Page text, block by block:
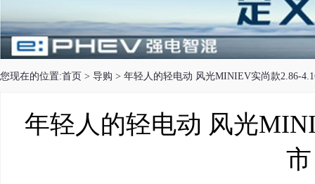
您现在的位置:首页 > 导购 > 年轻人的轻电动 风光MINIEV实尚款2.86-
年轻人的轻电动 风光
市